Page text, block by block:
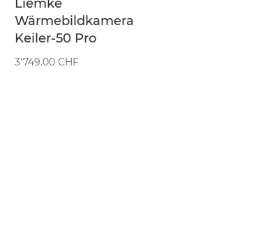
Liemke
Wärmebildkamera
Keiler-50 Pro
3'749.00CHF